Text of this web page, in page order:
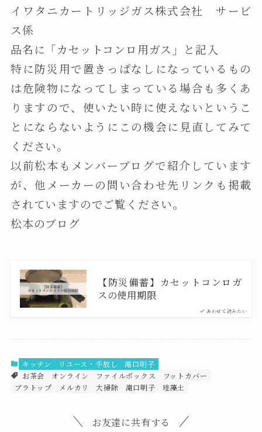
イワタニカートリッジガス株式会社 サービ
ス係
品名に「カセットコンロ用ガス」と記入
特に防災用で置きっぱなしになっているもの
は危険物になってしまっている場合も多くあ
りますので、使いたい時に使えないというこ
とにならないようにこの機会に見直してみて
ください。
以前松本もメンバーブログで紹介しています
が、他メーカーの問い合わせ先リンクも掲載
されていますのでご覧ください。
松本のブログ
あわせて読みたい
【防災備蓄】カセットコンロガ
スの使用期限
キッチン リユース・手放し
滝口明子
お茶会
オンライン ファイルボックス
フットカバー
ブラトップ
メルカリ 大掃除 滝口明子 珪藻土
お友達に共有する